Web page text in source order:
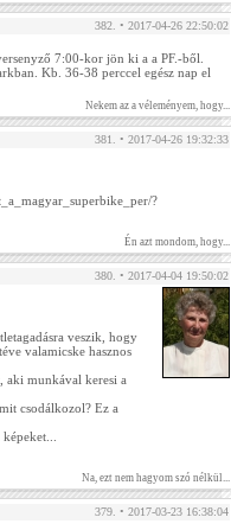
382. • 2017-04-26 22:50:02
7:00-kor jön ki a a PF.-ből.
Kb. 36-38 perccel egész nap el
Nekem az a véleményem, hogy...
381. • 2017-04-26 19:32:33
?
Én azt mondom, hogy...
380. • 2017-04-04 19:50:02
veszik, hogy
valamicske hasznos
aki munkával keresi a
csodálkozol? Ez a
Na, ezt nem hagyom szó nélkül...
379. • 2017-03-23 16:38:04